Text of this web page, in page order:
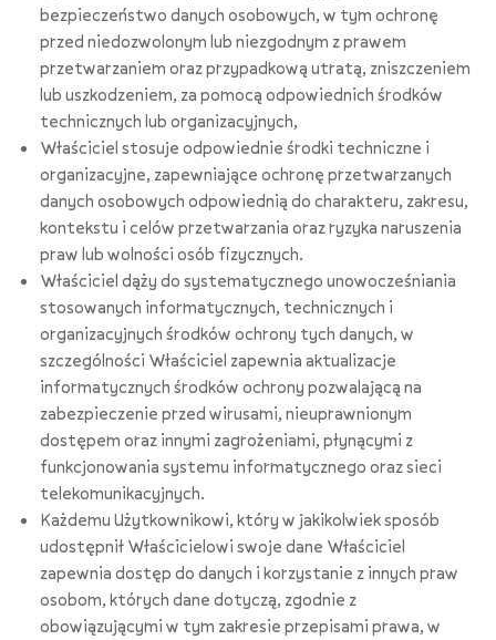
bezpieczeństwo danych osobowych, w tym ochronę
przed niedozwolonym lub niezgodnym z prawem
przetwarzaniem oraz przypadkową utratą, zniszczeniem
lub uszkodzeniem, za pomocą odpowiednich środków
technicznych lub organizacyjnych,
Właściciel stosuje odpowiednie środki techniczne i
organizacyjne, zapewniające ochronę przetwarzanych
danych osobowych odpowiednią do charakteru, zakresu,
kontekstu i celów przetwarzania oraz ryzyka naruszenia
praw lub wolności osób fizycznych.
Właściciel dąży do systematycznego unowocześniania
stosowanych informatycznych, technicznych i
organizacyjnych środków ochrony tych danych, w
szczególności Właściciel zapewnia aktualizacje
informatycznych środków ochrony pozwalającą na
zabezpieczenie przed wirusami, nieuprawnionym
dostępem oraz innymi zagrożeniami, płynącymi z
funkcjonowania systemu informatycznego oraz sieci
telekomunikacyjnych.
Każdemu Użytkownikowi, który w jakikolwiek sposób
udostępnił Właścicielowi swoje dane Właściciel
zapewnia dostęp do danych i korzystanie z innych praw
osobom, których dane dotyczą, zgodnie z
obowiązującymi w tym zakresie przepisami prawa, w